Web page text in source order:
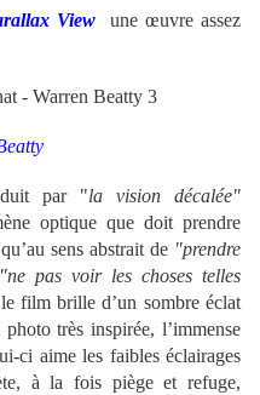
View une œuvre assez
par "la vision décalée"
optique que doit prendre
sens abstrait de "prendre
"ne pas voir les choses telles
film brille d’un sombre éclat
très inspirée, l’immense
ci aime les faibles éclairages
à la fois piège et refuge,